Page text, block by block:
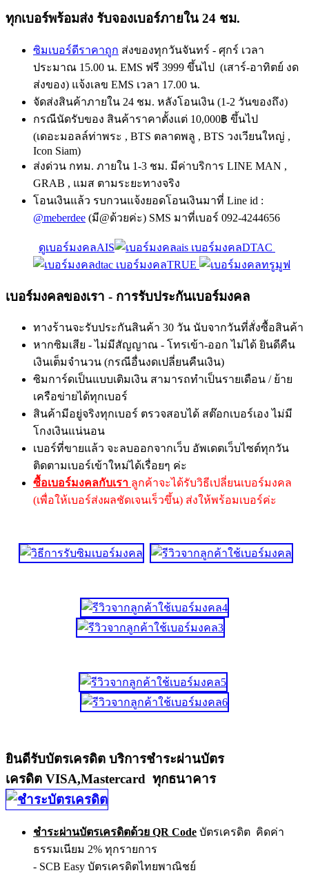
ทุกเบอร์พร้อมส่ง รับจองเบอร์ภายใน 24 ชม.
ซิมเบอร์ดีราคาถูก ส่งของทุกวันจันทร์ - ศุกร์ เวลา
ประมาณ 15.00 น. EMS ฟรี 3999 ขึ้นไป (เสาร์-อาทิตย์ งด
ส่งของ) แจ้งเลข EMS เวลา 17.00 น.
จัดส่งสินค้าภายใน 24 ชม. หลังโอนเงิน (1-2 วันของถึง)
กรณีนัดรับของ สินค้าราคาตั้งแต่ 10,000฿ ขึ้นไป
(เดอะมอลล์ท่าพระ , BTS ตลาดพลู , BTS วงเวียนใหญ่ ,
Icon Siam)
ส่งด่วน กทม. ภายใน 1-3 ชม. มีค่าบริการ LINE MAN ,
GRAB , แมส ตามระยะทางจริง
โอนเงินแล้ว รบกวนแจ้งยอดโอนเงินมาที่ Line id :
@meberdee (มี@ด้วยค่ะ) SMS มาที่เบอร์ 092-4244656
ดูเบอร์มงคลAIS
เบอร์มงคลDTAC
เบอร์มงคลTRUE
เบอร์มงคลของเรา - การรับประกันเบอร์มงคล
ทางร้านจะรับประกันสินค้า 30 วัน นับจากวันที่สั่งซื้อสินค้า
หากซิมเสีย - ไม่มีสัญญาณ - โทรเข้า-ออก ไม่ได้ ยินดีคืน
เงินเต็มจำนวน (กรณีอื่นงดเปลี่ยนคืนเงิน)
ซิมการ์ดเป็นแบบเติมเงิน สามารถทำเป็นรายเดือน / ย้าย
เครือข่ายได้ทุกเบอร์
สินค้ามีอยู่จริงทุกเบอร์ ตรวจสอบได้ สต๊อกเบอร์เอง ไม่มี
โกงเงินแน่นอน
เบอร์ที่ขายแล้ว จะลบออกจากเว็บ อัพเดตเว็บไซต์ทุกวัน
ติดตามเบอร์เข้าใหม่ได้เรื่อยๆ ค่ะ
ซื้อเบอร์มงคลกับเรา ลูกค้าจะได้รับวิธีเปลี่ยนเบอร์มงคล
(เพื่อให้เบอร์ส่งผลชัดเจนเร็วขึ้น) ส่งให้พร้อมเบอร์ค่ะ
ยินดีรับบัตรเครดิต บริการชำระผ่านบัตร
เครดิต VISA,Mastercard ทุกธนาคาร
ชำระผ่านบัตรเครดิตด้วย QR Code บัตรเครดิต คิดค่า
ธรรมเนียม 2% ทุกรายการ
- SCB Easy บัตรเครดิตไทยพาณิชย์